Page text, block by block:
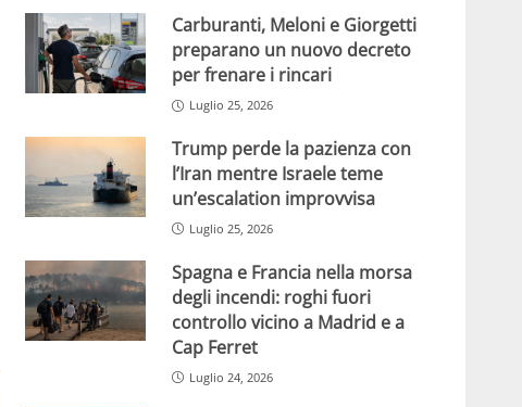
Carburanti, Meloni e Giorgetti
preparano un nuovo decreto
per frenare i rincari
Luglio 25, 2026
Trump perde la pazienza con
l’Iran mentre Israele teme
un’escalation improvvisa
Luglio 25, 2026
Spagna e Francia nella morsa
degli incendi: roghi fuori
controllo vicino a Madrid e a
Cap Ferret
Luglio 24, 2026